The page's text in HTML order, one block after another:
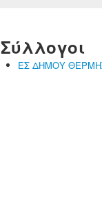
Σύλλογοι
ΕΣ ΔΗΜΟΥ